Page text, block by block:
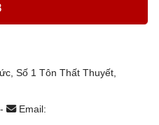
Số 1 Tôn Thất Thuyết,
Email: